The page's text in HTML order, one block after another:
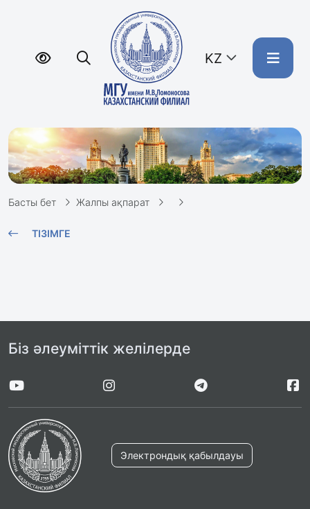
KZ
Басты бет Жалпы ақпарат
ТІЗІМГЕ
Біз әлеуміттік желілерде
Электрондық қабылдауы